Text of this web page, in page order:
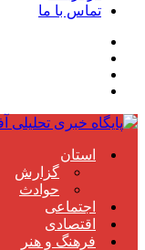
تماس با ما
استان
گزارش
حوادث
اجتماعی
اقتصادی
فرهنگ و هنر